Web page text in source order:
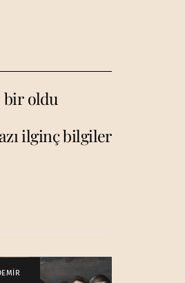
bir oldu
ilginç bilgiler